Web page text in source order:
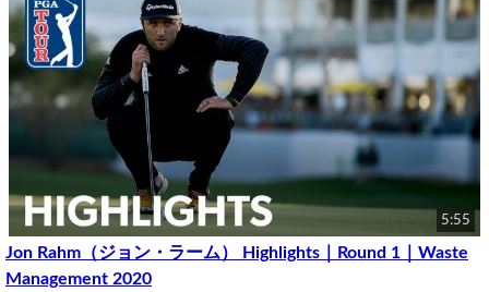
5:55
Jon Rahm（ジョン・ラーム） Highlights｜Round 1｜Waste
Management 2020